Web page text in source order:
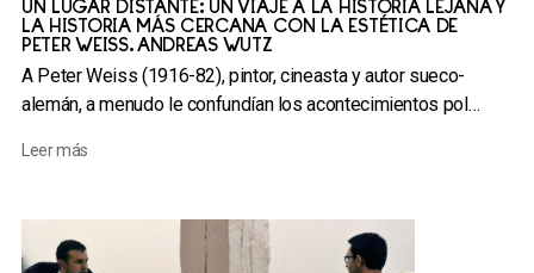
UN LUGAR DISTANTE: UN VIAJE A LA HISTORIA LEJANA Y
LA HISTORIA MÁS CERCANA CON LA ESTÉTICA DE
PETER WEISS. ANDREAS WUTZ
A Peter Weiss (1916-82), pintor, cineasta y autor sueco-
alemán, a menudo le confundían los acontecimientos pol…
Leer más